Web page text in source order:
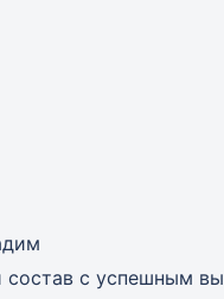
с успешным